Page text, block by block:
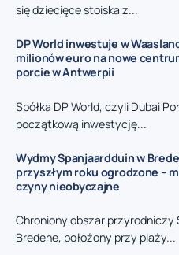
się dziecięce stoiska z...
DP World inwestuje w
milionów euro na nowe
porcie w Antwerpii
Spółka DP World, czyli Dubai
początkową inwestycję...
Wydmy Spanjaardduin w
przyszłym roku ogrodzone –
czyny nieobyczajne
Chroniony obszar przyrodniczy
Bredene, położony przy plaży...